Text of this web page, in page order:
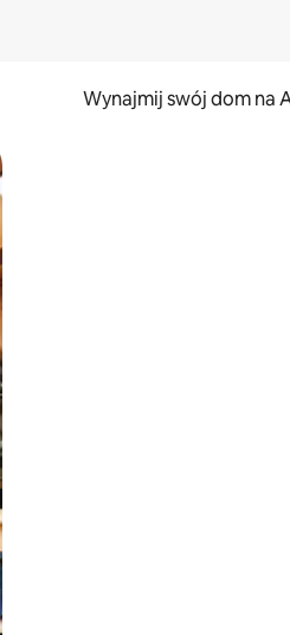
Wynajmij swój dom na
dotykowych lub przesuwania.